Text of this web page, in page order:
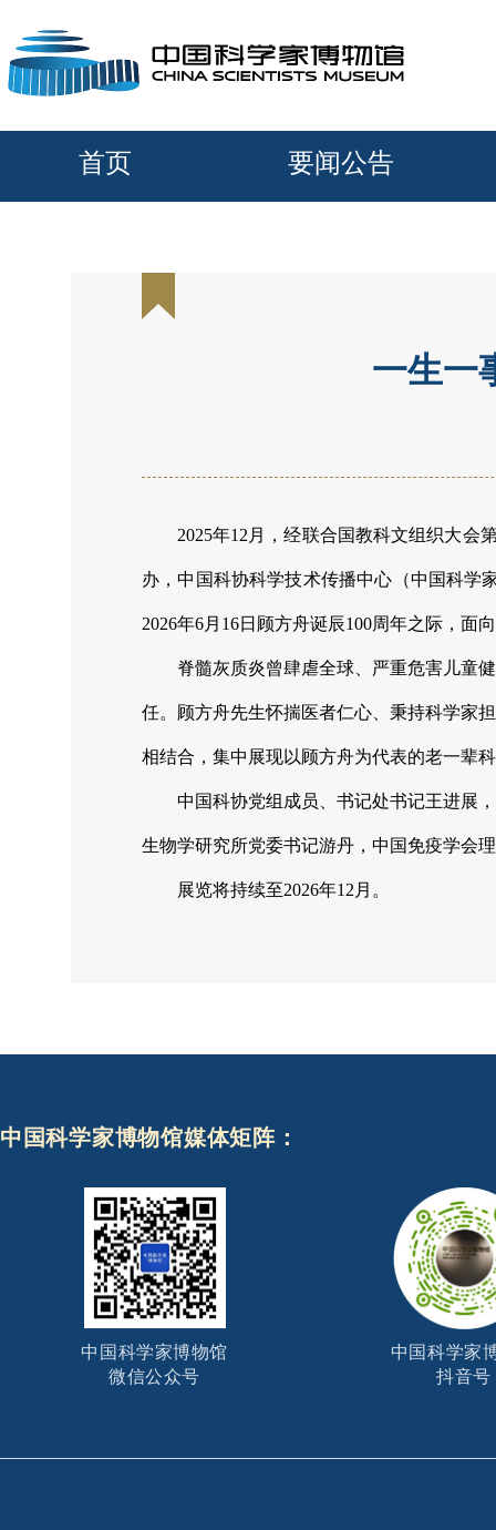
首页 要闻公告
一生一
2025年12月，经联合国教科文组织大会
办，中国科协科学技术传播中心（中国科学
2026年6月16日顾方舟诞辰100周年之际，面
脊髓灰质炎曾肆虐全球、严重危害儿童
任。顾方舟先生怀揣医者仁心、秉持科学家
相结合，集中展现以顾方舟为代表的老一辈
中国科协党组成员、书记处书记王进展
生物学研究所党委书记游丹，中国免疫学会
展览将持续至2026年12月。
中国科学家博物馆媒体矩阵：
中国科学家博物馆
微信公众号
中国科学家
抖音号